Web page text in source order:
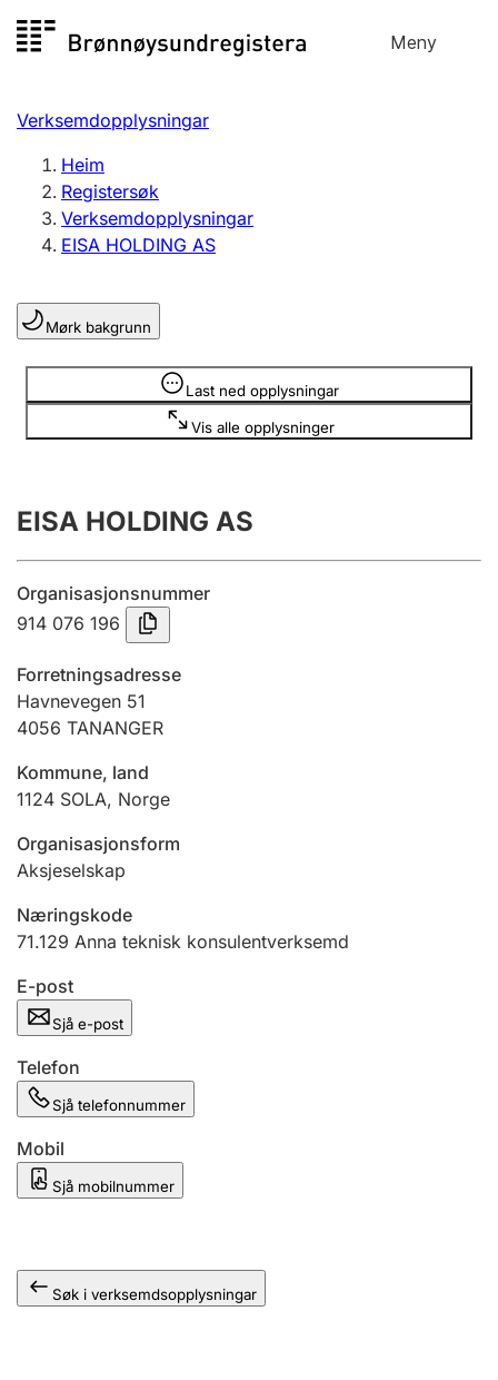
til
Meny
Registersøk
Aksjeselskap
Enkeltpersonføretak
Registrere, endre, slette
Lag og foreining
Registrere, endre, slette
Årsrekneskap
Innsending og forseinkingsgebyr
Tinglysing
Jeger
Ektepaktrettleiaren
Andre tema
Verksemdopplysningar
Heim
Registersøk
Verksemdopplysningar
EISA HOLDING AS
Mørk bakgrunn
Last ned opplysningar
Vis alle opplysninger
Opplysninger er skjult
EISA HOLDING AS
Organisasjonsnummer
914 076 196
Forretningsadresse
Havnevegen 51
4056 TANANGER
Kommune, land
1124 SOLA, Norge
Organisasjonsform
Aksjeselskap
Næringskode
71.129 Anna teknisk konsulentverksemd
E-post
Sjå e-post
Telefon
Sjå telefonnummer
Mobil
Sjå mobilnummer
Søk i verksemdsopplysningar